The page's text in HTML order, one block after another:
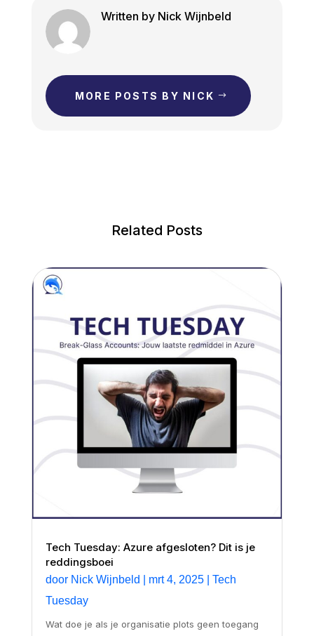
Written by Nick Wijnbeld
MORE POSTS BY NICK
Related Posts
Tech Tuesday: Azure afgesloten? Dit is je
reddingsboei
door Nick Wijnbeld mrt 4, 2025| Tech
Tuesday
Wat doe je als je organisatie plots geen toegang